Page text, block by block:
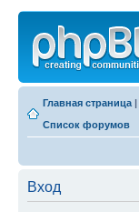
Главная страница |
Список форумов
Вход